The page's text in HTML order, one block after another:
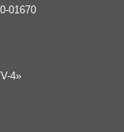
01670
4»